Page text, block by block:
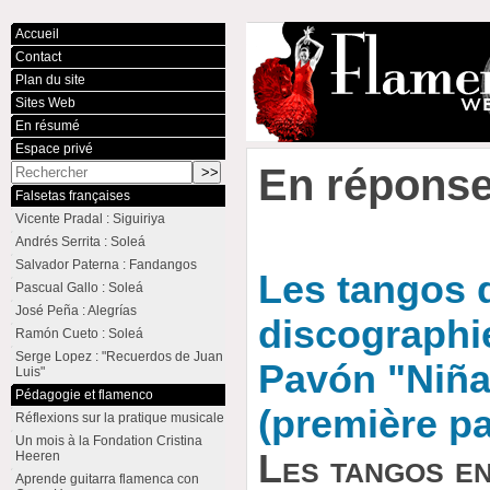
En
Les tangos
Pavón
(première
Les tangos
Accueil
Contact
Plan du site
Sites Web
En résumé
Espace privé
Falsetas françaises
Vicente Pradal : Siguiriya
Andrés Serrita : Soleá
Salvador Paterna : Fandangos
Pascual Gallo : Soleá
José Peña : Alegrías
Ramón Cueto : Soleá
Serge Lopez : "Recuerdos de Juan
Luis"
Pédagogie et flamenco
Réflexions sur la pratique musicale
Un mois à la Fondation Cristina
Heeren
Aprende guitarra flamenca con